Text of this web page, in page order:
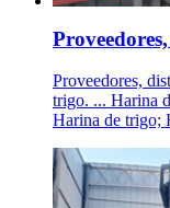
Proveedores,
trigo. ... Harina
Harina de trigo;